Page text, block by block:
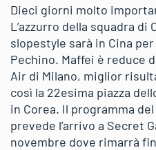
Dieci giorni molto
L’azzurro della squadra di
slopestyle sarà in Cina
Pechino. Maffei è reduce
Air di Milano, miglior
così la 22esima piazza
in Corea. Il programma
prevede l’arrivo a Secret
novembre dove rimarrà